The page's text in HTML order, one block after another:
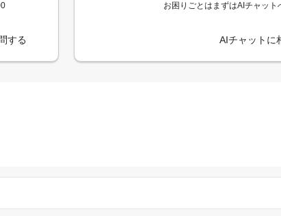
する
お困りごとはまずはAIチャット
AIチャットに